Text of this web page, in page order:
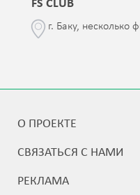
FS CLUB
г. Баку, несколько
О ПРОЕКТЕ
СВЯЗАТЬСЯ С НАМИ
РЕКЛАМА